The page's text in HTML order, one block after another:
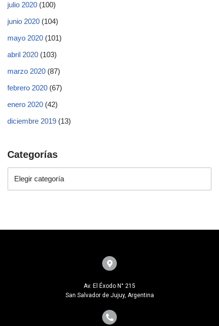
julio 2020 (100)
junio 2020 (104)
mayo 2020 (101)
abril 2020 (103)
marzo 2020 (87)
febrero 2020 (67)
enero 2020 (42)
diciembre 2019 (13)
Categorías
Av. El Éxodo N° 215
San Salvador de Jujuy, Argentina